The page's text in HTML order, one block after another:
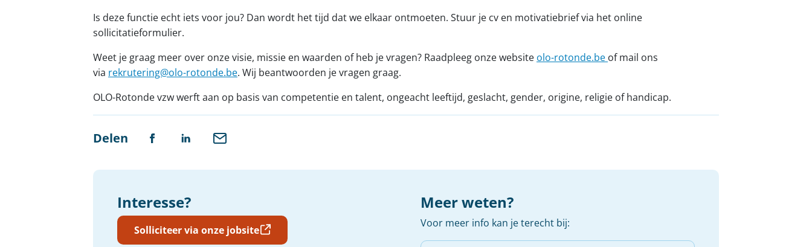
Is deze functie echt iets voor jou? Dan wordt het tijd dat we elkaar ontmoeten. Stuur je cv en motivatiebrief via het online
sollicitatieformulier.
Weet je graag meer over onze visie, missie en waarden of heb je vragen? Raadpleeg onze website olo-rotonde.be of mail ons
via rekrutering@olo-rotonde.be. Wij beantwoorden je vragen graag.
OLO-Rotonde vzw werft aan op basis van competentie en talent, ongeacht leeftijd, geslacht, gender, origine, religie of handicap.
Delen
Interesse?
Solliciteer via onze jobsite
Meer weten?
Voor meer info kan je terecht bij: